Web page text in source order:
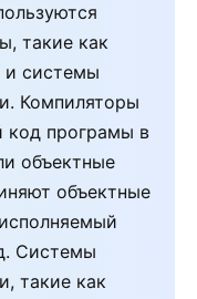
такие как
и системы
Компиляторы
код програмы в
объектные
объектные
Системы
такие как